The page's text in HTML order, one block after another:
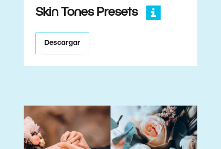
Skin Tones Presets
Descargar